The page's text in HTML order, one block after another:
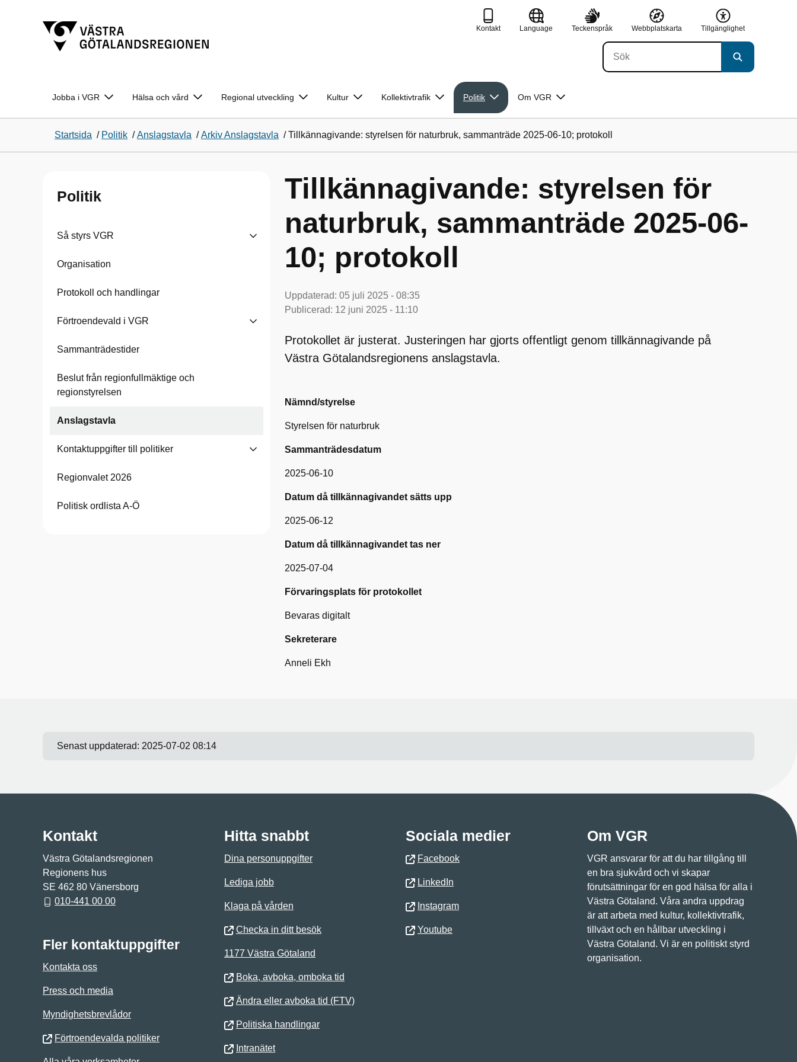
Kontakt Language Teckenspråk Webbplatskarta Tillgänglighet
Jobba i VGR Hälsa och vård Regional utveckling Kultur Kollektivtrafik Politik Om VGR
Startsida / Politik /Anslagstavla /Arkiv Anslagstavla /Tillkännagivande: styrelsen för naturbruk, sammanträde 2025-06-10; protokoll
Politik
Så styrs VGR
Organisation
Protokoll och handlingar
Förtroendevald i VGR
Sammanträdestider
Beslut från regionfullmäktige och
regionstyrelsen
Anslagstavla
Kontaktuppgifter till politiker
Regionvalet 2026
Politisk ordlista A-Ö
Tillkännagivande: styrelsen för
naturbruk, sammanträde 2025-06-
10; protokoll
Uppdaterad: 05 juli 2025 - 08:35
Publicerad: 12 juni 2025 - 11:10
Protokollet är justerat. Justeringen har gjorts offentligt genom tillkännagivande på
Västra Götalandsregionens anslagstavla.
Nämnd/styrelse
Styrelsen för naturbruk
Sammanträdesdatum
2025-06-10
Datum då tillkännagivandet sätts upp
2025-06-12
Datum då tillkännagivandet tas ner
2025-07-04
Förvaringsplats för protokollet
Bevaras digitalt
Sekreterare
Anneli Ekh
Senast uppdaterad: 2025-07-02 08:14
Kontakt
Västra Götalandsregionen
Regionens hus
SE 462 80 Vänersborg
010-441 00 00
Fler kontaktuppgifter
Kontakta oss
Press och media
Myndighetsbrevlådor
Förtroendevalda politiker
Hitta snabbt
Dina personuppgifter
Lediga jobb
Klaga på vården
Checka in ditt besök
1177 Västra Götaland
Boka, avboka, omboka tid
Ändra eller avboka tid (FTV)
Politiska handlingar
Intranätet
Sociala medier
Facebook
LinkedIn
Instagram
Youtube
Om VGR
VGR ansvarar för att du har tillgång till
en bra sjukvård och vi skapar
förutsättningar för en god hälsa för alla i
Västra Götaland. Våra andra uppdrag
är att arbeta med kultur, kollektivtrafik,
tillväxt och en hållbar utveckling i
Västra Götaland. Vi är en politiskt styrd
organisation.